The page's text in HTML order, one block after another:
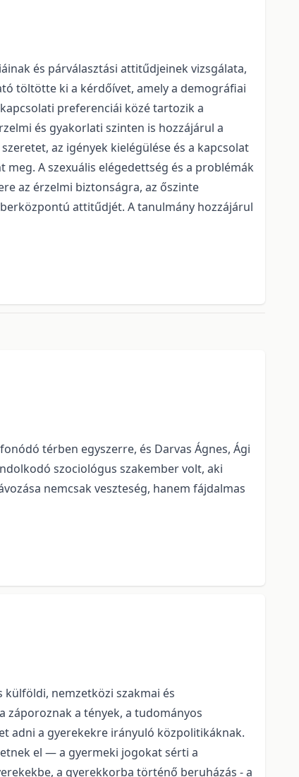
és párválasztási attitűdjeinek vizsgálata,
töltötte ki a kérdőívet, amely a demográfiai
preferenciái közé tartozik a
és gyakorlati szinten is hozzájárul a
az igények kielégülése és a kapcsolat
A szexuális elégedettség és a problémák
az érzelmi biztonságra, az őszinte
attitűdjét. A tanulmány hozzájárul
térben egyszerre, és Darvas Ágnes, Ági
szociológus szakember volt, aki
nemcsak veszteség, hanem fájdalmas
külföldi, nemzetközi szakmai és
a tények, a tudományos
adni a gyerekekre irányuló közpolitikáknak.
el — a gyermeki jogokat sérti a
a gyerekkorba történő beruházás - a